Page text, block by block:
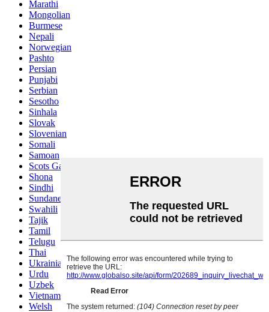
Marathi
Mongolian
Burmese
Nepali
Norwegian
Pashto
Persian
Punjabi
Serbian
Sesotho
Sinhala
Slovak
Slovenian
Somali
Samoan
Scots Gaelic
Shona
Sindhi
Sundanese
Swahili
Tajik
Tamil
Telugu
Thai
Ukrainian
Urdu
Uzbek
Vietnamese
Welsh